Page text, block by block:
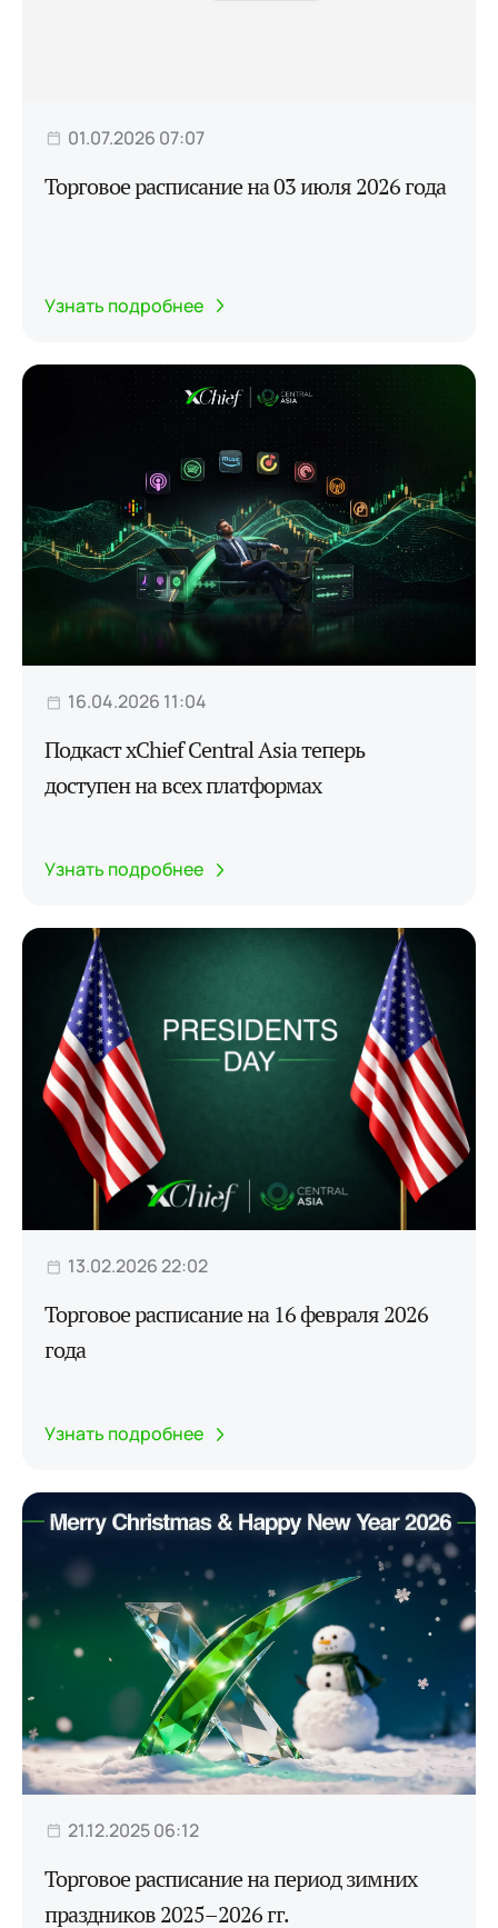
01.07.2026 07:07
Торговое расписание на 03 июля 2026 года
Узнать подробнее
16.04.2026 11:04
Подкаст xChief Central Asia теперь
доступен на всех платформах
Узнать подробнее
13.02.2026 22:02
Торговое расписание на 16 февраля 2026
года
Узнать подробнее
21.12.2025 06:12
Торговое расписание на период зимних
праздников 2025–2026 гг.